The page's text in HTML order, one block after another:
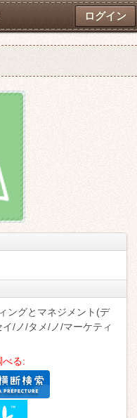
ログイン
ングとマネジメント(デ
/ノ/タメ/ノ/マーケティ
べる: